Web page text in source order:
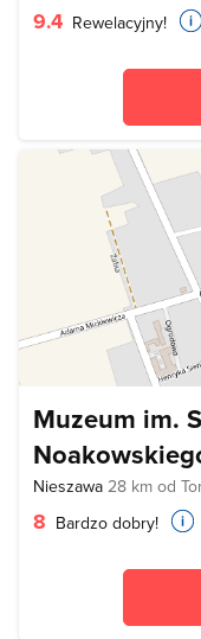
9.4 Rewelacyjny!
Muzeum im.
Nieszawa 28 km od
8 Bardzo dobry!